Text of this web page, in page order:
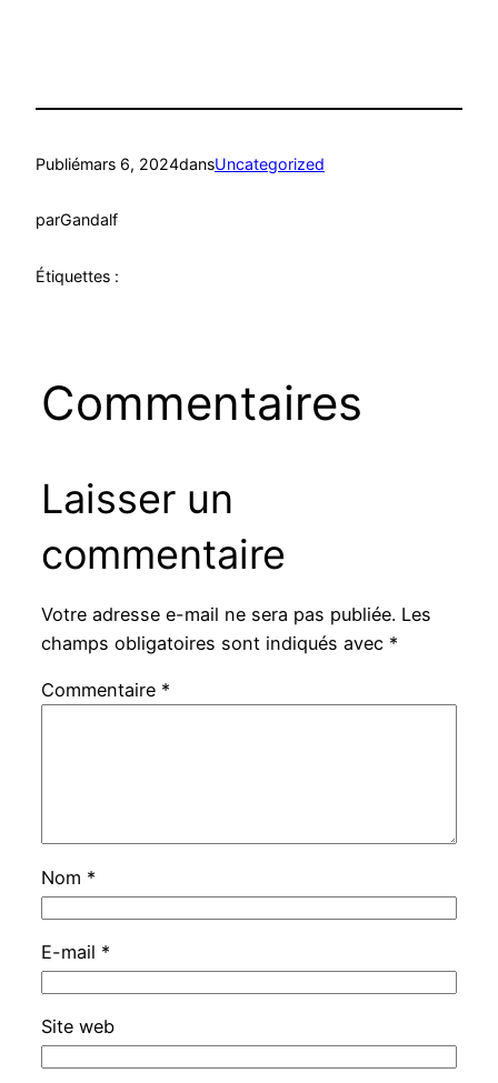
Publiémars 6, 2024dansUncategorized
parGandalf
Étiquettes :
Commentaires
Laisser un
commentaire
Votre adresse e-mail ne sera pas publiée. Les
champs obligatoires sont indiqués avec *
Commentaire *
Nom *
E-mail *
Site web